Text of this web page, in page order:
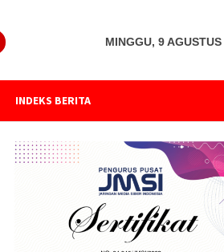
MINGGU, 9
INDEKS BERITA